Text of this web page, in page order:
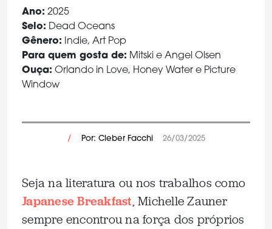
Ano: 2025
Selo: Dead Oceans
Gênero: Indie, Art Pop
Para quem gosta de: Mitski e Angel Olsen
Ouça: Orlando in Love, Honey Water e Picture
Window
/ Por: Cleber Facchi 26/03/2025
Seja na literatura ou nos trabalhos como
Japanese Breakfast, Michelle Zauner
sempre encontrou na força dos próprios